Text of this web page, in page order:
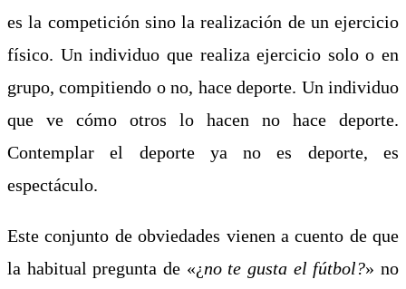
es la competición sino la realización de un ejercicio
físico. Un individuo que realiza ejercicio solo o en
grupo, compitiendo o no, hace deporte. Un individuo
que ve cómo otros lo hacen no hace deporte.
Contemplar el deporte ya no es deporte, es
espectáculo.
Este conjunto de obviedades vienen a cuento de que
la habitual pregunta de «¿no te gusta el fútbol?» no